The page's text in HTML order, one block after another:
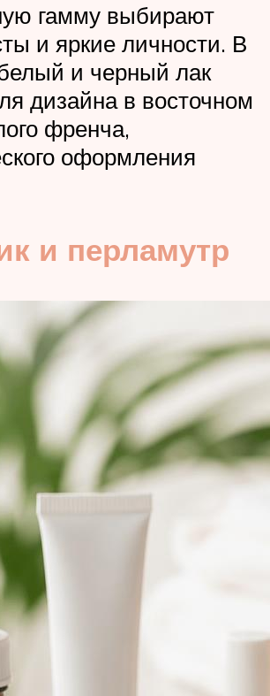
гамму выбирают
и яркие личности. В
и черный лак
дизайна в восточном
френча,
оформления
и перламутр